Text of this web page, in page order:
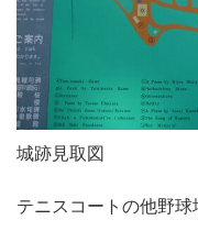
城跡見取図
テニスコートの他野球